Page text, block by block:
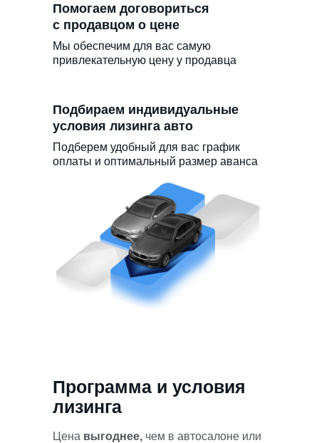
Подбираем индивидуальные
условия лизинга авто
Подберем удобный для вас график
оплаты и оптимальный размер аванса
Помогаем договориться
с продавцом о цене
Мы обеспечим для вас самую
привлекательную цену у продавца
Программа и условия
лизинга
Цена выгоднее, чем в автосалоне или